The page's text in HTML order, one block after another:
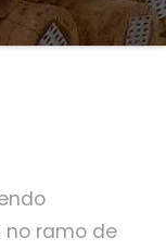
ramo de